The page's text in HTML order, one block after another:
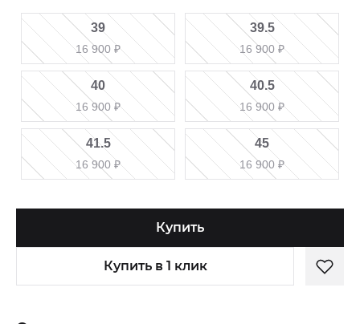
39
16 900 ₽
39.5
16 900 ₽
40
16 900 ₽
40.5
16 900 ₽
41.5
16 900 ₽
45
16 900 ₽
Купить
Купить в 1 клик